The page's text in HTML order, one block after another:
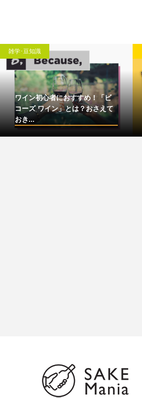
雑学･豆知識
ワイン初心者におすすめ！「ビ
コーズ ワイン」とは？おさえて
おき...